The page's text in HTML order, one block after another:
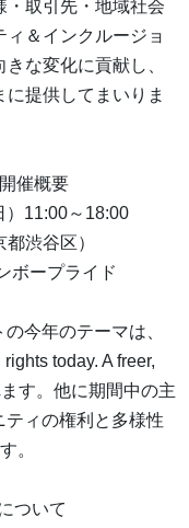
・取引先・地域社会
＆インクルージョ
な変化に貢献し、
提供してまいりま
催概要
）11:00～18:00
渋谷区）
ボープライド
今年のテーマは、
today. A freer,
す。他に期間中の主
ィの権利と多様性
。
ついて